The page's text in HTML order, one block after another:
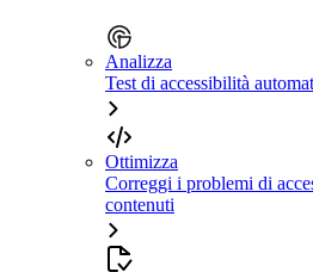
Analizza
Test di accessibilità
Ottimizza
Correggi i problemi di
contenuti